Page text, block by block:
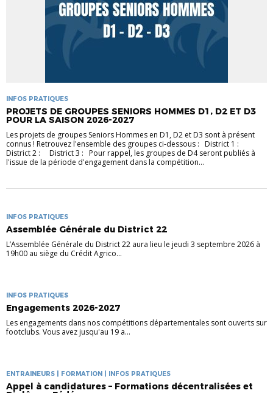
INFOS PRATIQUES
PROJETS DE GROUPES SENIORS HOMMES D1, D2 ET D3
POUR LA SAISON 2026-2027
Les projets de groupes Seniors Hommes en D1, D2 et D3 sont à présent
connus ! Retrouvez l'ensemble des groupes ci-dessous : District 1 :
District 2 : District 3 : Pour rappel, les groupes de D4 seront publiés à
l'issue de la période d'engagement dans la compétition...
INFOS PRATIQUES
Assemblée Générale du District 22
L’Assemblée Générale du District 22 aura lieu le jeudi 3 septembre 2026 à
19h00 au siège du Crédit Agrico...
INFOS PRATIQUES
Engagements 2026-2027
Les engagements dans nos compétitions départementales sont ouverts sur
footclubs. Vous avez jusqu'au 19 a...
ENTRAINEURS | FORMATION | INFOS PRATIQUES
Appel à candidatures – Formations décentralisées et